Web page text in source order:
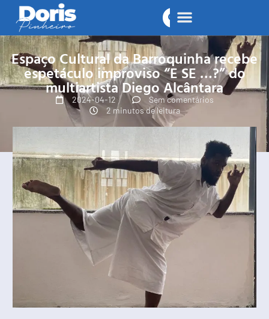
Espaço Cultural da Barroquinha recebe
espetáculo improviso “E SE …?” do
multiartista Diego Alcântara
2024-04-12
Sem comentários
2 minutos de leitura